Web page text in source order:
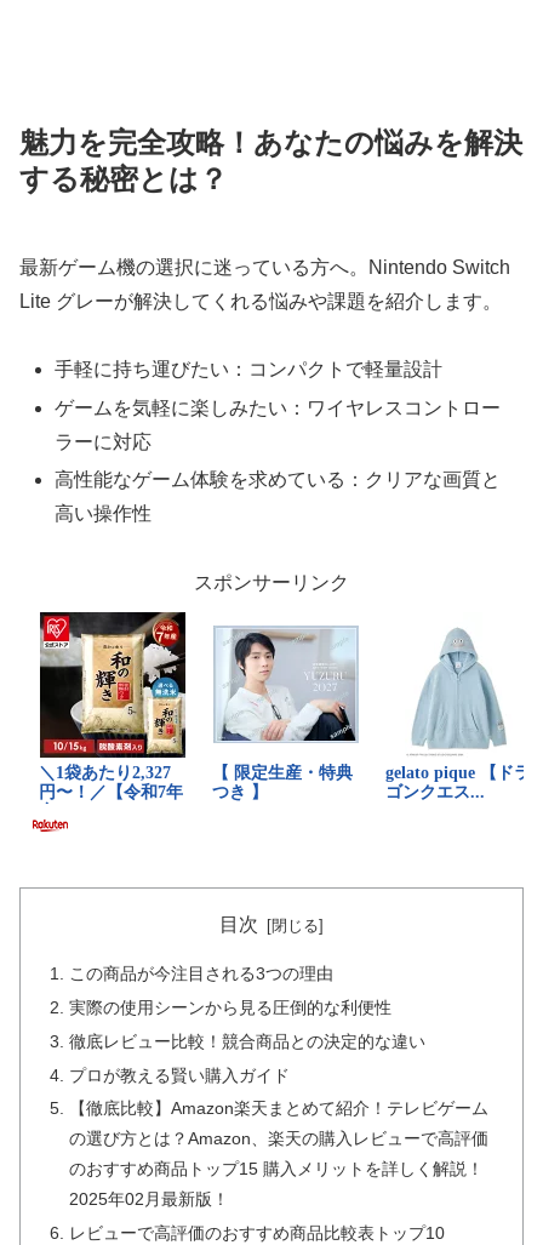
魅力を完全攻略！あなたの悩みを解決
する秘密とは？
最新ゲーム機の選択に迷っている方へ。Nintendo Switch
Lite グレーが解決してくれる悩みや課題を紹介します。
手軽に持ち運びたい：コンパクトで軽量設計
ゲームを気軽に楽しみたい：ワイヤレスコントロー
ラーに対応
高性能なゲーム体験を求めている：クリアな画質と
高い操作性
スポンサーリンク
目次
この商品が今注目される3つの理由
実際の使用シーンから見る圧倒的な利便性
徹底レビュー比較！競合商品との決定的な違い
プロが教える賢い購入ガイド
【徹底比較】Amazon楽天まとめて紹介！テレビゲーム
の選び方とは？Amazon、楽天の購入レビューで高評価
のおすすめ商品トップ15 購入メリットを詳しく解説！
2025年02月最新版！
レビューで高評価のおすすめ商品比較表トップ10